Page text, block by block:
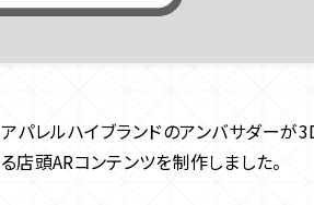
アパレルハイブランドのアンバサダーが
る店頭ARコンテンツを制作しました。